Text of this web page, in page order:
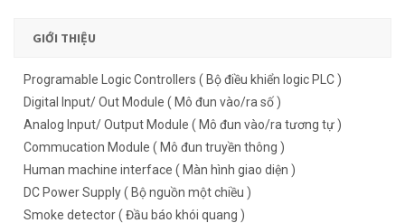
GIỚI THIỆU
Programable Logic Controllers ( Bộ điều khiển logic PLC )
Digital Input/ Out Module ( Mô đun vào/ra số )
Analog Input/ Output Module ( Mô đun vào/ra tương tự )
Commucation Module ( Mô đun truyền thông )
Human machine interface ( Màn hình giao diện )
DC Power Supply ( Bộ nguồn một chiều )
Smoke detector ( Đầu báo khói quang )